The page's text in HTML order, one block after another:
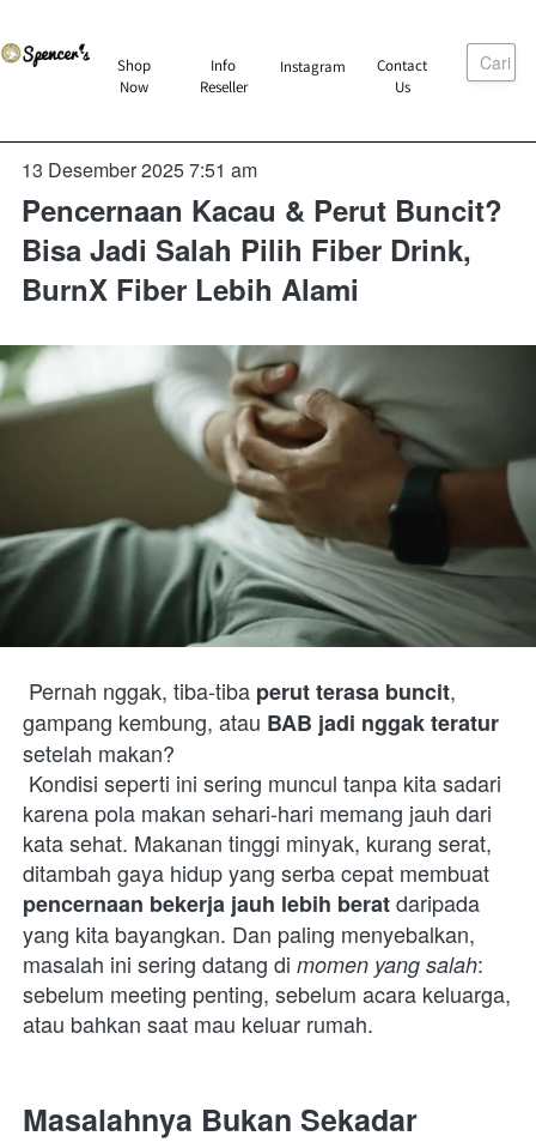
`
Shop
Now
` Info
Reseller
`Instagram `
Contact
Us
Cari
13 Desember 2025 7:51 am
Pencernaan Kacau & Perut Buncit?
Bisa Jadi Salah Pilih Fiber Drink,
BurnX Fiber Lebih Alami
Pernah nggak, tiba-tiba perut terasa buncit,
gampang kembung, atau BAB jadi nggak teratur
setelah makan?
karena pola makan sehari-hari memang jauh dari
kata sehat. Makanan tinggi minyak, kurang serat,
pencernaan bekerja jauh lebih berat daripada
yang kita bayangkan. Dan paling menyebalkan,
masalah ini sering datang di momen yang salah:
sebelum meeting penting, sebelum acara keluarga,
atau bahkan saat mau keluar rumah.
Masalahnya Bukan Sekadar